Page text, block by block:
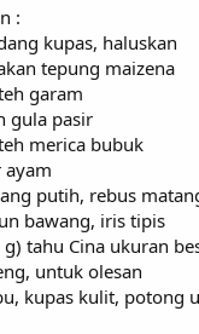
:
kupas, haluskan
tepung maizena
garam
gula pasir
merica bubuk
putih, rebus
bawang, iris tipis
tahu Cina ukuran
untuk olesan
kupas kulit, potong